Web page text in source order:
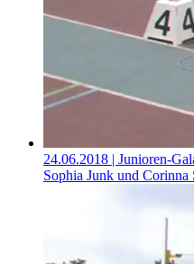
24.06.2018 | Junioren-
Sophia Junk und